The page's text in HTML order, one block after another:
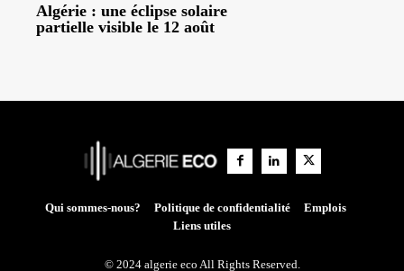
Algérie : une éclipse solaire
partielle visible le 12 août
Qui sommes-nous? Politique de confidentialité
Emplois
Liens utiles
© 2024 algerie eco All Rights Reserved.